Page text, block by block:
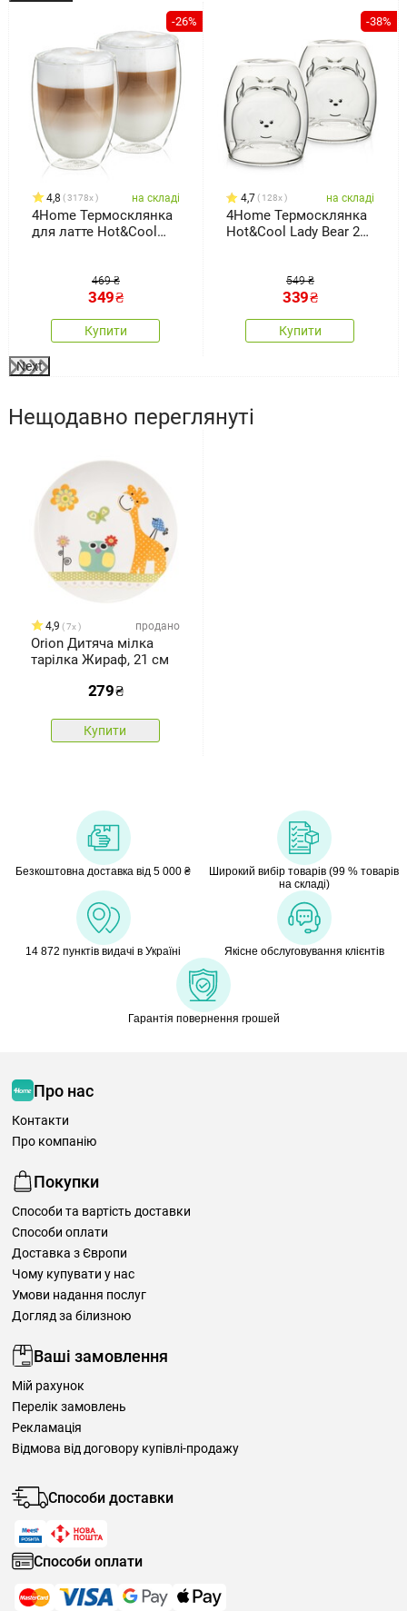
-26%
4,8 3178x на складі
4Home Термосклянка
для латте Hot&Cool
469 ₴
349₴
Купити
-38%
4,7 128x на складі
4Home Термосклянка
Hot&Cool Lady Bear 250
549 ₴
339₴
Купити
Next
Нещодавно переглянуті
4,9 7x продано
Orion Дитяча мілка
тарілка Жираф, 21 см
279₴
Купити
Безкоштовна доставка від 5 000 ₴
Широкий вибір товарів (99 % товарів
на складі)
14 872 пунктів видачі в Україні Якісне обслуговування клієнтів
Гарантія повернення грошей
Про нас
Контакти
Про компанію
Покупки
Способи та вартість доставки
Способи оплати
Доставка з Європи
Чому купувати у нас
Умови надання послуг
Догляд за білизною
Ваші замовлення
Мій рахунок
Перелік замовлень
Рекламація
Відмова від договору купівлі-продажу
Способи доставки
Способи оплати